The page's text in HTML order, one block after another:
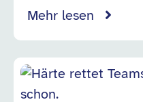
Mehr lesen